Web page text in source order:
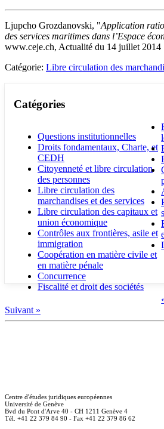
Ljupcho Grozdanovski, "Application
des services maritimes dans l’Espace
www.ceje.ch, Actualité du 14 juillet 2014
Catégorie: Libre circulation des
Catégories
Questions institutionnelles
Droits fondamentaux, Charte, et
CEDH
Citoyenneté et libre circulation
des personnes
Libre circulation des
marchandises et des services
Libre circulation des capitaux et
union économique
Contrôles aux frontières, asile et
immigration
Coopération en matière civile et
en matière pénale
Concurrence
Fiscalité et droit des sociétés
Suivant »
Centre d'études juridiques européennes
Université de Genève
Bvd du Pont d'Arve 40 - CH 1211 Genève 4
Tél. +41 22 379 84 90 - Fax +41 22 379 86 62